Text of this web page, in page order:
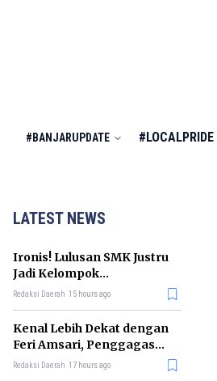
#BANJARUPDATE #LOCALPRIDE
LATEST NEWS
Ironis! Lulusan SMK Justru
Jadi Kelompok
Pengangguran Terbanyak
Redaksi Daerah 15 hours ago
Kenal Lebih Dekat dengan
Feri Amsari, Penggagas
Kabinet Bayangan
Redaksi Daerah 17 hours ago